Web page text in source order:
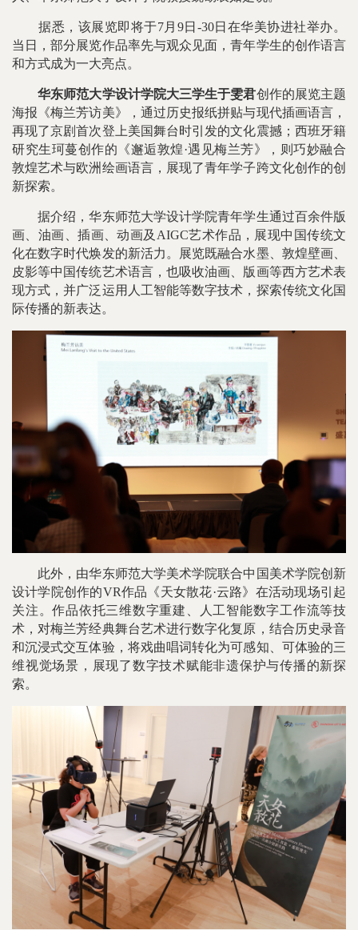
据悉，该展览即将于7月9日-30日在华美协进社举办。
当日，部分展览作品率先与观众见面，青年学生的创作语言
和方式成为一大亮点。
华东师范大学设计学院大三学生于雯君创作的展览主题
海报《梅兰芳访美》，通过历史报纸拼贴与现代插画语言，
再现了京剧首次登上美国舞台时引发的文化震撼；西班牙籍
研究生珂蔓创作的《邂逅敦煌·遇见梅兰芳》，则巧妙融合
敦煌艺术与欧洲绘画语言，展现了青年学子跨文化创作的创
新探索。
据介绍，华东师范大学设计学院青年学生通过百余件版
画、油画、插画、动画及AIGC艺术作品，展现中国传统文
化在数字时代焕发的新活力。展览既融合水墨、敦煌壁画、
皮影等中国传统艺术语言，也吸收油画、版画等西方艺术表
现方式，并广泛运用人工智能等数字技术，探索传统文化国
际传播的新表达。
此外，由华东师范大学美术学院联合中国美术学院创新
设计学院创作的VR作品《天女散花·云路》在活动现场引起
关注。作品依托三维数字重建、人工智能数字工作流等技
术，对梅兰芳经典舞台艺术进行数字化复原，结合历史录音
和沉浸式交互体验，将戏曲唱词转化为可感知、可体验的三
维视觉场景，展现了数字技术赋能非遗保护与传播的新探
索。